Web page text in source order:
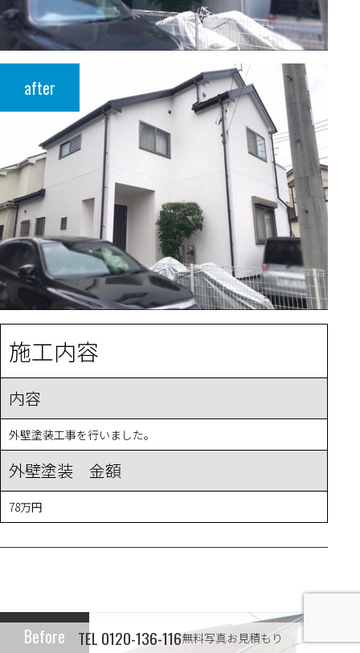
after
施工内容
内容
外壁塗装工事を行いました。
外壁塗装 金額
78万円
Before TEL 0120-136-116無料写真お見積もり